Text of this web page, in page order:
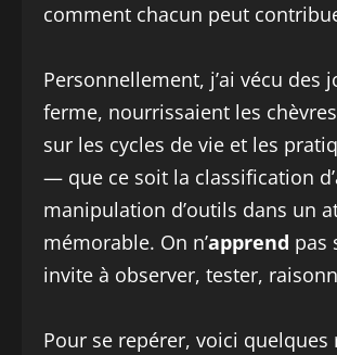
comment chacun peut
Personnellement, j’ai vécu
ferme, nourrissaient les
sur les cycles de vie et les
— que ce soit la classification
manipulation d’outils dans un
mémorable. On n’apprend pas
invite à observer, tester,
Pour se repérer, voici